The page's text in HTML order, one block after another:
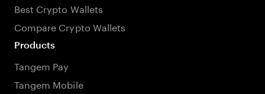
Best Crypto Wallets
Compare Crypto Wallets
Products
Tangem Pay
Tangem Mobile